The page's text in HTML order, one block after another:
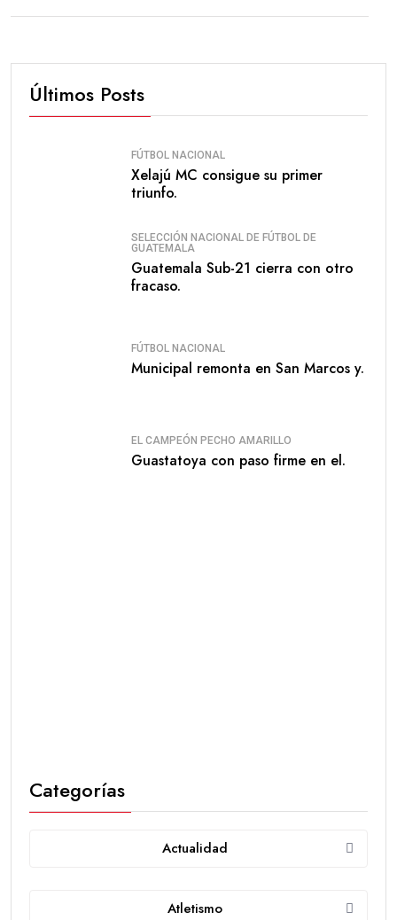
Últimos Posts
FÚTBOL NACIONAL
Xelajú MC consigue su primer
triunfo.
SELECCIÓN NACIONAL DE FÚTBOL DE
GUATEMALA
Guatemala Sub-21 cierra con otro
fracaso.
FÚTBOL NACIONAL
Municipal remonta en San Marcos y.
EL CAMPEÓN PECHO AMARILLO
Guastatoya con paso firme en el.
Categorías
Actualidad
Atletismo